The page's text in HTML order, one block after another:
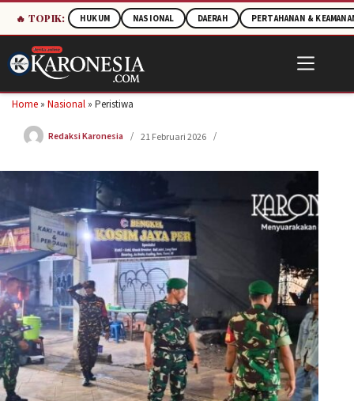
🔥 TOPIK: HUKUM NASIONAL DAERAH PERTAHANAN &
to
content
Home » Nasional » Peristiwa
Redaksi Karonesia 21 Februari 2026